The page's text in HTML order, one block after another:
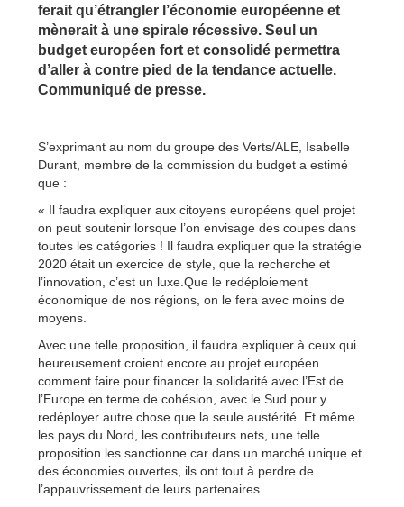
ferait qu’étrangler l’économie européenne et
mènerait à une spirale récessive. Seul un
budget européen fort et consolidé permettra
d’aller à contre pied de la tendance actuelle.
Communiqué de presse.
S’exprimant au nom du groupe des Verts/ALE, Isabelle
Durant, membre de la commission du budget a estimé
que :
« Il faudra expliquer aux citoyens européens quel projet
on peut soutenir lorsque l’on envisage des coupes dans
toutes les catégories ! Il faudra expliquer que la stratégie
2020 était un exercice de style, que la recherche et
l’innovation, c’est un luxe.Que le redéploiement
économique de nos régions, on le fera avec moins de
moyens.
Avec une telle proposition, il faudra expliquer à ceux qui
heureusement croient encore au projet européen
comment faire pour financer la solidarité avec l’Est de
l’Europe en terme de cohésion, avec le Sud pour y
redéployer autre chose que la seule austérité. Et même
les pays du Nord, les contributeurs nets, une telle
proposition les sanctionne car dans un marché unique et
des économies ouvertes, ils ont tout à perdre de
l’appauvrissement de leurs partenaires.